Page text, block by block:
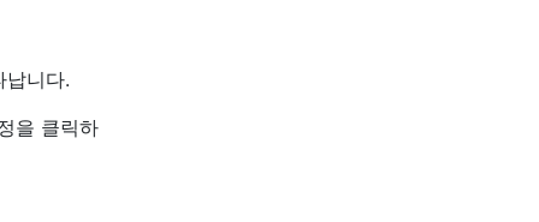
납니다.
을 클릭하